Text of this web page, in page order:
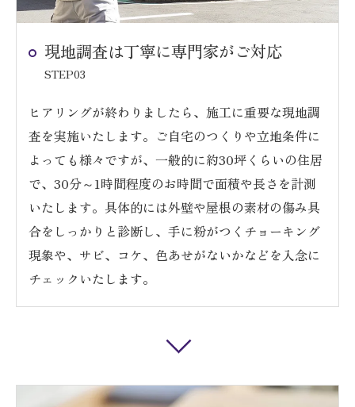
現地調査は丁寧に専門家がご対応
STEP03
ヒアリングが終わりましたら、施工に重要な現地調
査を実施いたします。ご自宅のつくりや立地条件に
よっても様々ですが、一般的に約30坪くらいの住居
で、30分～1時間程度のお時間で面積や長さを計測
いたします。具体的には外壁や屋根の素材の傷み具
合をしっかりと診断し、手に粉がつくチョーキング
現象や、サビ、コケ、色あせがないかなどを入念に
チェックいたします。